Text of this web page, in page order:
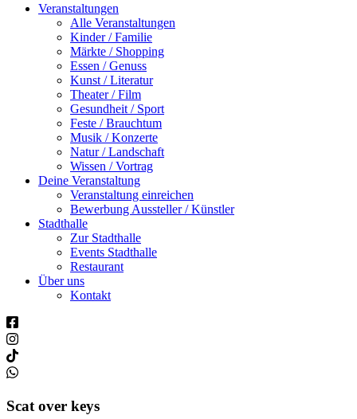
Veranstaltungen
Alle Veranstaltungen
Kinder / Familie
Märkte / Shopping
Essen / Genuss
Kunst / Literatur
Theater / Film
Gesundheit / Sport
Feste / Brauchtum
Musik / Konzerte
Natur / Landschaft
Wissen / Vortrag
Deine Veranstaltung
Veranstaltung einreichen
Bewerbung Aussteller / Künstler
Stadthalle
Zur Stadthalle
Events Stadthalle
Restaurant
Über uns
Kontakt
Scat over keys